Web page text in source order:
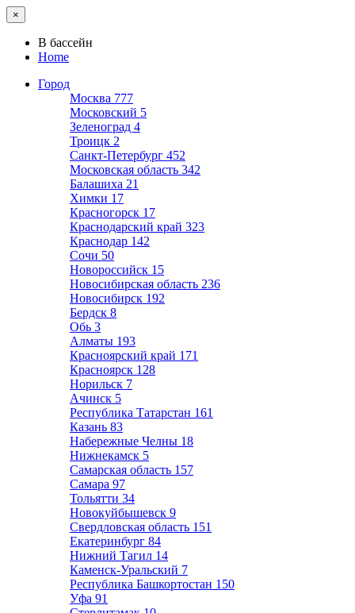
×
В бассейн
Home
Город
Москва 777
Московский 5
Зеленоград 4
Троицк 2
Санкт-Петербург 452
Московская область 342
Балашиха 21
Химки 17
Красногорск 17
Краснодарский край 323
Краснодар 142
Сочи 50
Новороссийск 15
Новосибирская область 236
Новосибирск 192
Бердск 8
Обь 3
Алматы 193
Красноярский край 171
Красноярск 128
Норильск 7
Ачинск 5
Республика Татарстан 161
Казань 83
Набережные Челны 18
Нижнекамск 5
Самарская область 157
Самара 97
Тольятти 34
Новокуйбышевск 9
Свердловская область 151
Екатеринбург 84
Нижний Тагил 14
Каменск-Уральский 7
Республика Башкортостан 150
Уфа 91